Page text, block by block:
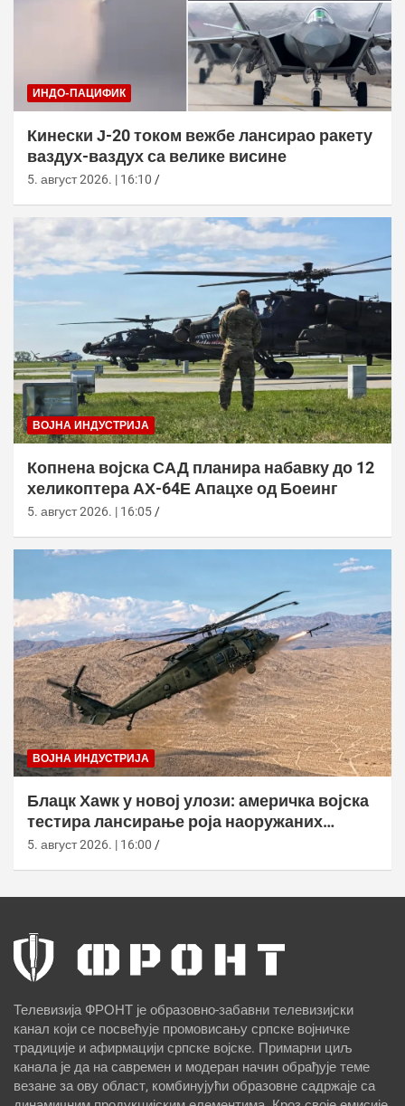
ИНДО-ПАЦИФИК
Кинески Ј-20 током вежбе лансирао ракету
ваздух-ваздух са велике висине
5. август 2026. | 16:10
ВОЈНА ИНДУСТРИЈА
Копнена војска САД планира набавку до 12
хеликоптера АХ-64Е Апацхе од Боеинг
5. август 2026. | 16:05
ВОЈНА ИНДУСТРИЈА
Блацк Хаwк у новој улози: америчка војска
тестира лансирање роја наоружаних
дронова
5. август 2026. | 16:00
Телевизија ФРОНТ је образовно-забавни телевизијски
канал који се посвећује промовисању српске војничке
традиције и афирмацији српске војске. Примарни циљ
канала је да на савремен и модеран начин обрађује теме
везане за ову област, комбинујући образовне садржаје са